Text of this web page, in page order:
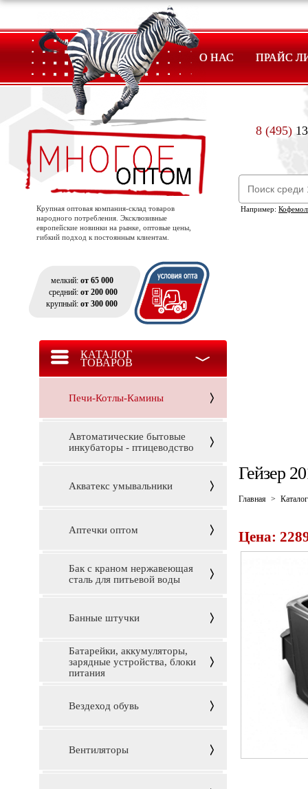
О НАС ПРАЙС
Крупная оптовая компания-склад товаров
народного потребления. Эксклюзивные
европейские новинки на рынке, оптовые цены,
гибкий подход к постоянным клиентам.
мелкий: от 65 000
средний: от 200 000
крупный: от 300 000
КАТАЛОГ
ТОВАРОВ
Печи-Котлы-Камины
Автоматические бытовые
инкубаторы - птицеводство
Акватекс умывальники
Аптечки оптом
Бак с краном нержавеющая
сталь для питьевой воды
Банные штучки
Батарейки, аккумуляторы,
зарядные устройства, блоки
питания
Вездеход обувь
Вентиляторы
8 (495)
Например:
Гейзер
Главная >
Цена: